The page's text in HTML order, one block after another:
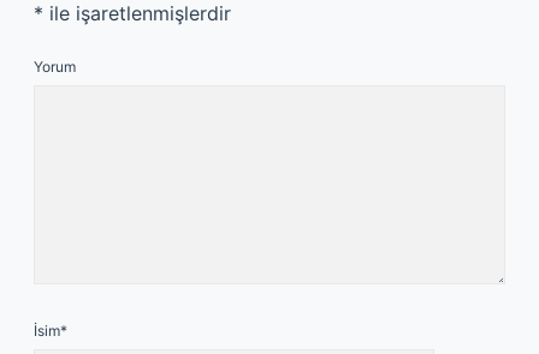
* ile işaretlenmişlerdir
Yorum
İsim*